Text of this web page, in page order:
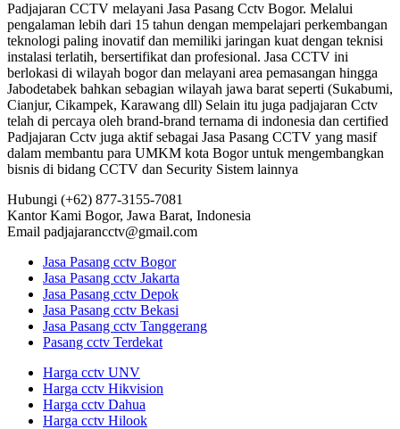
Padjajaran CCTV melayani Jasa Pasang Cctv Bogor. Melalui
pengalaman lebih dari 15 tahun dengan mempelajari perkembangan
teknologi paling inovatif dan memiliki jaringan kuat dengan teknisi
instalasi terlatih, bersertifikat dan profesional. Jasa CCTV ini
berlokasi di wilayah bogor dan melayani area pemasangan hingga
Jabodetabek bahkan sebagian wilayah jawa barat seperti (Sukabumi,
Cianjur, Cikampek, Karawang dll) Selain itu juga padjajaran Cctv
telah di percaya oleh brand-brand ternama di indonesia dan certified
Padjajaran Cctv juga aktif sebagai Jasa Pasang CCTV yang masif
dalam membantu para UMKM kota Bogor untuk mengembangkan
bisnis di bidang CCTV dan Security Sistem lainnya
Hubungi (+62) 877-3155-7081
Kantor Kami Bogor, Jawa Barat, Indonesia
Email padjajarancctv@gmail.com
Jasa Pasang cctv Bogor
Jasa Pasang cctv Jakarta
Jasa Pasang cctv Depok
Jasa Pasang cctv Bekasi
Jasa Pasang cctv Tanggerang
Pasang cctv Terdekat
Harga cctv UNV
Harga cctv Hikvision
Harga cctv Dahua
Harga cctv Hilook